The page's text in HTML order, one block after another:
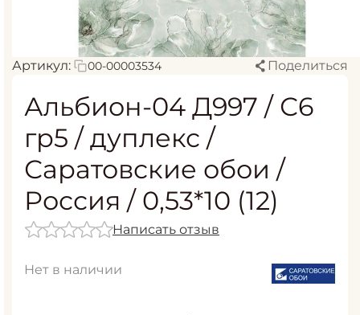
Артикул: 00-00003534 Поделиться
Альбион-04 Д997 / С6
гр5 / дуплекс /
Саратовские обои /
Россия / 0,53*10 (12)
Написать отзыв
Нет в наличии